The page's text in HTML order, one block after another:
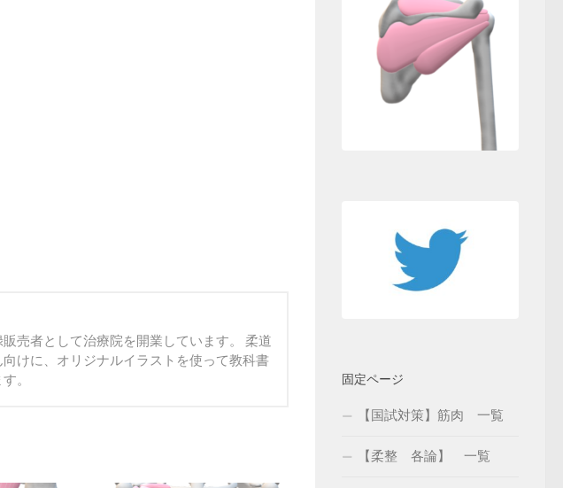
売者として治療院を開業しています。 柔道
けに、オリジナルイラストを使って教科書
。
固定ページ
【国試対策】筋肉 一覧
【柔整 各論】 一覧